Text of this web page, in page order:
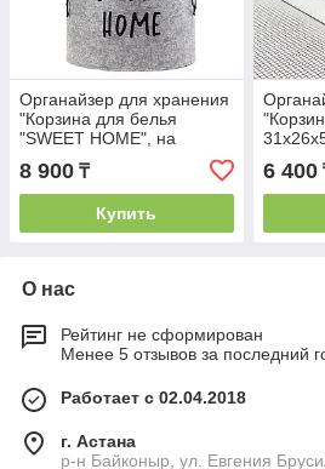
Органайзер для хранения
"Корзина для белья
"SWEET HOME", на
завязках, 40х32х48см, 42л
8 900 ₸
Купить
6 400
О нас
Рейтинг не сформирован
Менее 5 отзывов за последний
Работает с 02.04.2018
г. Астана
р-н Байконыр, ул. Евгения